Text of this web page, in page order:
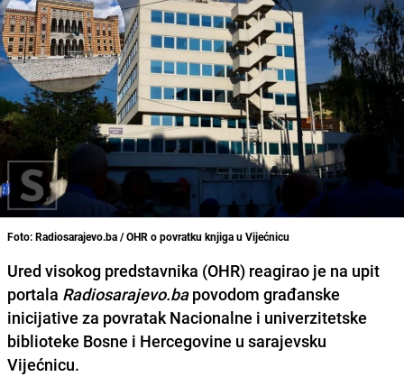
Foto: Radiosarajevo.ba / OHR o povratku knjiga u Vijećnicu
Ured visokog predstavnika (OHR) reagirao je na upit
portala Radiosarajevo.bapovodom građanske
inicijative za povratak Nacionalne i univerzitetske
biblioteke Bosne i Hercegovine u sarajevsku
Vijećnicu.